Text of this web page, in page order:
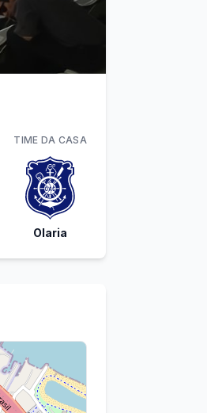
TIME DA CASA
Olaria